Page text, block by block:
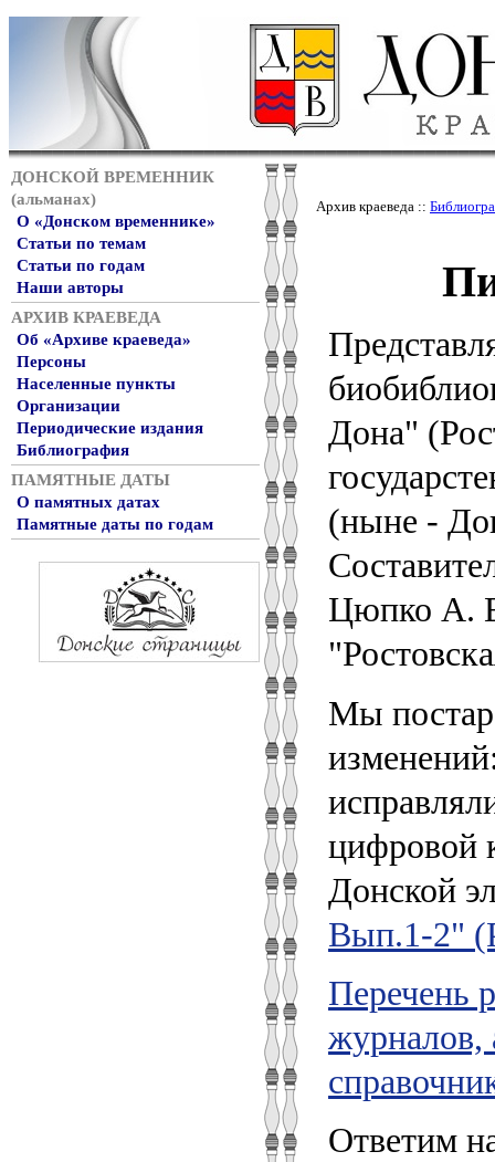
ДОНСКОЙ ВРЕМЕННИК
(альманах)
О «Донском временнике»
Статьи по темам
Статьи по годам
Наши авторы
АРХИВ КРАЕВЕДА
Об «Архиве краеведа»
Персоны
Населенные пункты
Организации
Периодические издания
Библиография
ПАМЯТНЫЕ ДАТЫ
О памятных датах
Памятные даты по годам
Архив краеведа ::
Дона"
(ныне -
Цюпко А.
Мы
цифровой
Донской
Вып.1-2"
Перечень
журналов,
Ответим